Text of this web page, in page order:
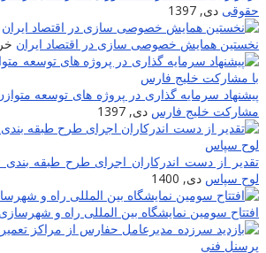
حقوقی دی, 1397
نخستین همایش خصوصی سازی در اقتصاد ایران
پیشنهاد سرمایه گذاری در پروژه های توسعه
مشارکت خلیج فارس دی, 1397
تقدیر از دست اندرکاران اجرای طرح طبقه
لوح سپاس دی, 1400
افتتاح سومین نمایشگاه بین المللی راه و شهرسازی